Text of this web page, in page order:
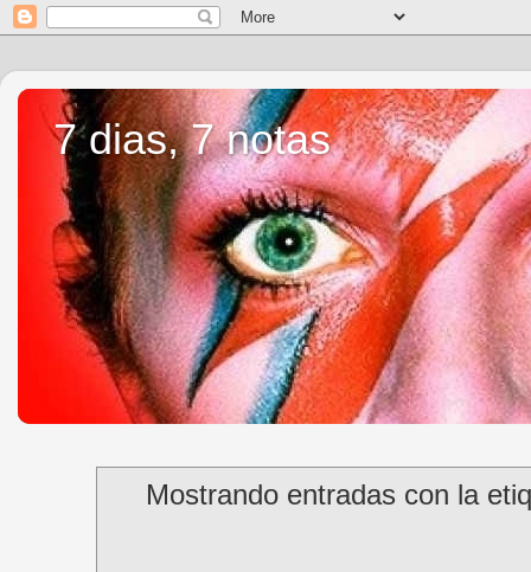
7 dias, 7 notas
Mostrando entradas con la